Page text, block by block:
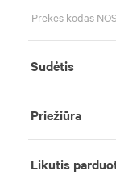
Prekės kodas
Sudėtis
Priežiūra
Likutis